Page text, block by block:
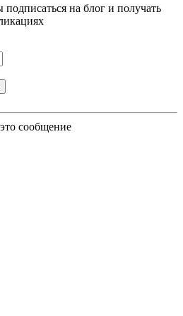
на блог и получать
сообщение